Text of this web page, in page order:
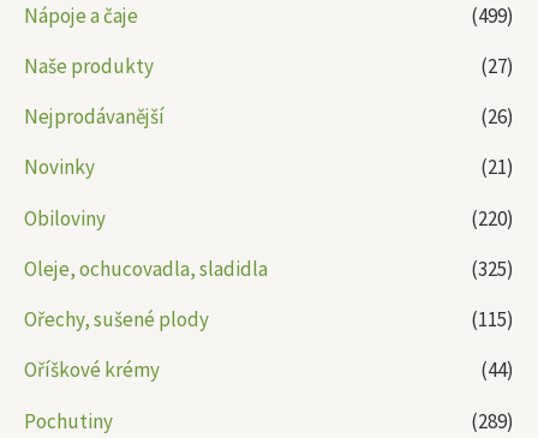
Nápoje a čaje
(499)
Naše produkty
(27)
Nejprodávanější
(26)
Novinky
(21)
Obiloviny
(220)
Oleje, ochucovadla, sladidla
(325)
Ořechy, sušené plody
(115)
Oříškové krémy
(44)
Pochutiny
(289)